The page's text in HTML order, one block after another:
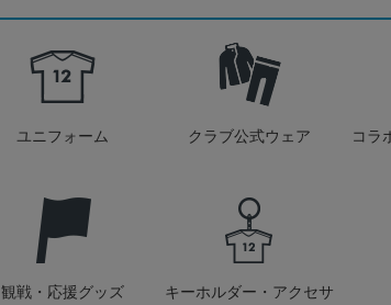
ユニフォーム クラブ公式ウェア
コラ
観戦・応援グッズ キーホルダー・アクセサ